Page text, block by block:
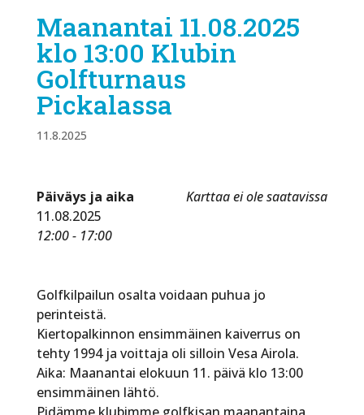
Maanantai 11.08.2025
klo 13:00 Klubin
Golfturnaus
Pickalassa
11.8.2025
Karttaa ei ole saatavissa
Päiväys ja aika
11.08.2025
12:00 - 17:00
Golfkilpailun osalta voidaan puhua jo
perinteistä.
Kiertopalkinnon ensimmäinen kaiverrus on
tehty 1994 ja voittaja oli silloin Vesa Airola.
Aika: Maanantai elokuun 11. päivä klo 13:00
ensimmäinen lähtö.